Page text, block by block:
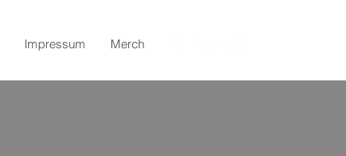
Impressum Merch